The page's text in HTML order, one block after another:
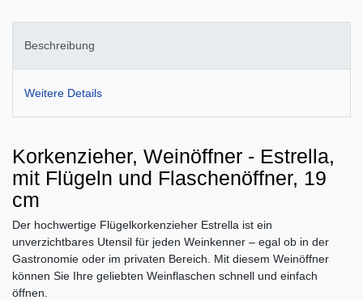
Beschreibung
Weitere Details
Korkenzieher, Weinöffner - Estrella,
mit Flügeln und Flaschenöffner, 19
cm
Der hochwertige Flügelkorkenzieher Estrella ist ein
unverzichtbares Utensil für jeden Weinkenner – egal ob in der
Gastronomie oder im privaten Bereich. Mit diesem Weinöffner
können Sie Ihre geliebten Weinflaschen schnell und einfach
öffnen.